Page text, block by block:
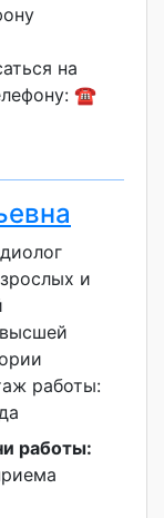
на
☎️
и
работы:
работы: